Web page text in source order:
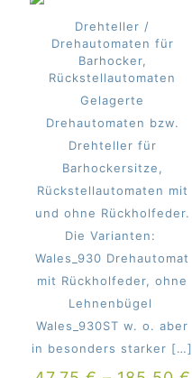
Drehteller /
Drehautomaten für
Barhocker,
Rückstellautomaten
Gelagerte
Drehautomaten bzw.
Drehteller für
Barhockersitze,
Rückstellautomaten mit
und ohne Rückholfeder.
Die Varianten:
Wales_930 Drehautomat
mit Rückholfeder, ohne
Lehnenbügel
Wales_930ST w. o. aber
in besonders starker […]